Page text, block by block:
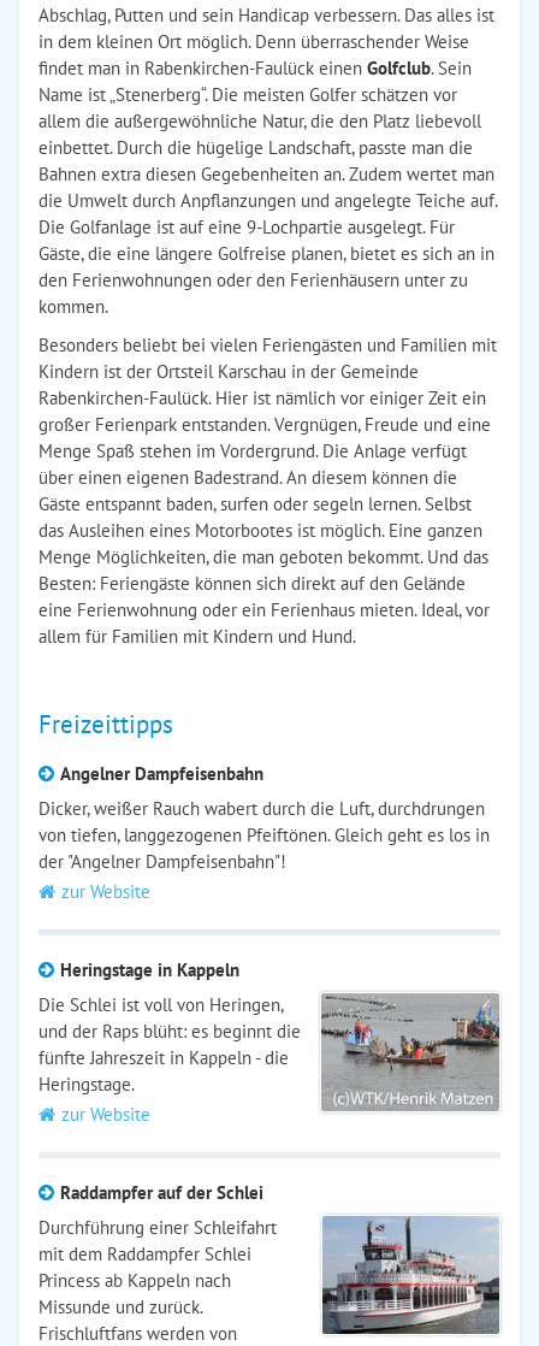
Abschlag, Putten und sein Handicap verbessern. Das alles ist
in dem kleinen Ort möglich. Denn überraschender Weise
findet man in Rabenkirchen-Faulück einen Golfclub. Sein
Name ist „Stenerberg“. Die meisten Golfer schätzen vor
allem die außergewöhnliche Natur, die den Platz liebevoll
einbettet. Durch die hügelige Landschaft, passte man die
Bahnen extra diesen Gegebenheiten an. Zudem wertet man
die Umwelt durch Anpflanzungen und angelegte Teiche auf.
Die Golfanlage ist auf eine 9-Lochpartie ausgelegt. Für
Gäste, die eine längere Golfreise planen, bietet es sich an in
den Ferienwohnungen oder den Ferienhäusern unter zu
kommen.
Besonders beliebt bei vielen Feriengästen und Familien mit
Kindern ist der Ortsteil Karschau in der Gemeinde
Rabenkirchen-Faulück. Hier ist nämlich vor einiger Zeit ein
großer Ferienpark entstanden. Vergnügen, Freude und eine
Menge Spaß stehen im Vordergrund. Die Anlage verfügt
über einen eigenen Badestrand. An diesem können die
Gäste entspannt baden, surfen oder segeln lernen. Selbst
das Ausleihen eines Motorbootes ist möglich. Eine ganzen
Menge Möglichkeiten, die man geboten bekommt. Und das
Besten: Feriengäste können sich direkt auf den Gelände
eine Ferienwohnung oder ein Ferienhaus mieten. Ideal, vor
allem für Familien mit Kindern und Hund.
Freizeittipps
Angelner Dampfeisenbahn
Dicker, weißer Rauch wabert durch die Luft, durchdrungen
von tiefen, langgezogenen Pfeiftönen. Gleich geht es los in
der "Angelner Dampfeisenbahn"!
zur Website
Heringstage in Kappeln
Die Schlei ist voll von Heringen,
und der Raps blüht: es beginnt die
fünfte Jahreszeit in Kappeln - die
Heringstage.
zur Website
Raddampfer auf der Schlei
Durchführung einer Schleifahrt
mit dem Raddampfer Schlei
Princess ab Kappeln nach
Missunde und zurück.
Frischluftfans werden von